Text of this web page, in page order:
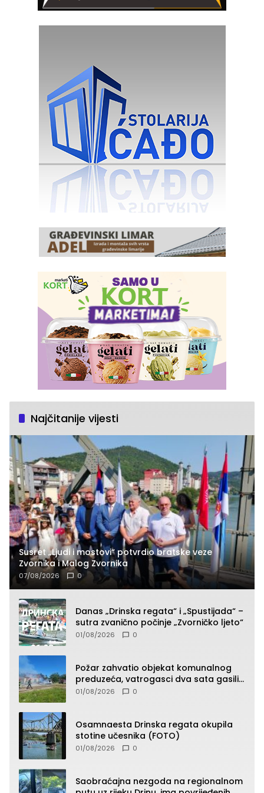
Najčitanije vijesti
Susret „Ljudi i mostovi“ potvrdio bratske veze
Zvornika i Malog Zvornika
07/08/2026 0
Danas „Drinska regata“ i „Spustijada“ –
sutra zvanično počinje „Zvorničko ljeto“
01/08/2026 0
Požar zahvatio objekat komunalnog
preduzeća, vatrogasci dva sata gasili
vatru (FOTO)
01/08/2026 0
Osamnaesta Drinska regata okupila
stotine učesnika (FOTO)
01/08/2026 0
Saobraćajna nezgoda na regionalnom